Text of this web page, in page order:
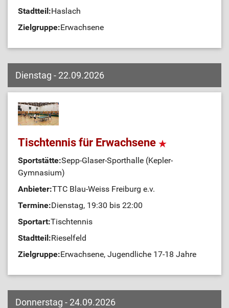
Stadtteil:Haslach
Zielgruppe:Erwachsene
Dienstag - 22.09.2026
Tischtennis für Erwachsene
Sportstätte:Sepp-Glaser-Sporthalle (Kepler-
Gymnasium)
Anbieter:TTC Blau-Weiss Freiburg e.v.
Termine:Dienstag, 19:30 bis 22:00
Sportart:Tischtennis
Stadtteil:Rieselfeld
Zielgruppe:Erwachsene, Jugendliche 17-18 Jahre
Donnerstag - 24.09.2026